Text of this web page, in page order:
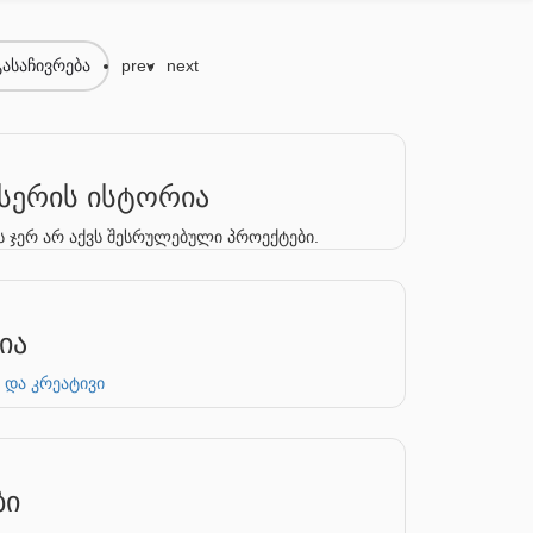
prev next
ისტორია
არ აქვს შესრულებული პროექტები.
და კრეატივი